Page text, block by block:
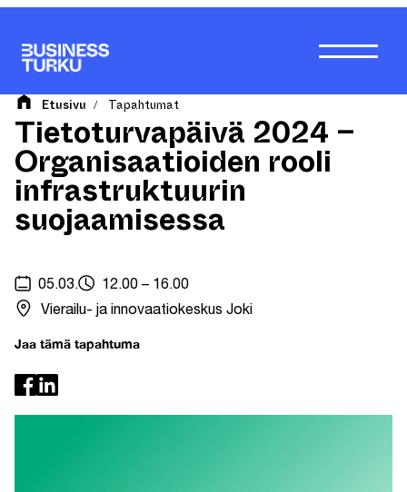
Etusivu / Tapahtumat
Tietoturvapäivä 2024 –
Organisaatioiden rooli
infrastruktuurin
suojaamisessa
05.03.
12.00 – 16.00
Vierailu- ja innovaatiokeskus Joki
Jaa tämä tapahtuma